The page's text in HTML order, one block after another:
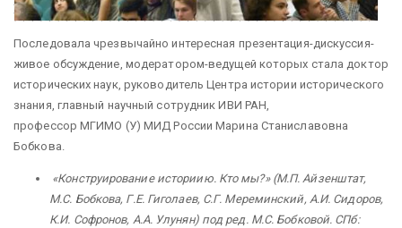
Последовала чрезвычайно интересная презентация-дискуссия-
живое обсуждение, модератором-ведущей которых стала доктор
исторических наук, руководитель Центра истории исторического
знания, главный научный сотрудник ИВИ РАН,
профессор МГИМО (У) МИД России Марина Станиславовна
Бобкова.
«Конструирование историию. Кто мы?» (М.П. Айзенштат,
М.С. Бобкова, Г.Е. Гиголаев, С.Г. Мереминский, А.И. Сидоров,
К.И. Софронов, А.А. Улунян) под ред. М.С. Бобковой. СПб: